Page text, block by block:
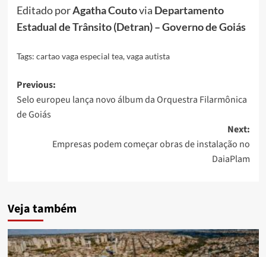
Editado porAgatha Coutovia Departamento
Estadual de Trânsito (Detran) – Governo de Goiás
Tags: cartao vaga especial tea,vaga autista
Post
navigation
Previous:
Selo europeu lança novo álbum da Orquestra Filarmônica
de Goiás
Next:
Empresas podem começar obras de instalação no
DaiaPlam
Veja também